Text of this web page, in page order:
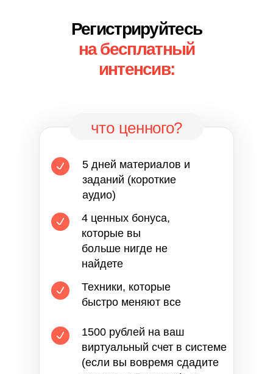
Регистрируйтесь
на бесплатный
интенсив:
5 дней материалов и
заданий (короткие
аудио)
Техники, которые
быстро меняют все
4 ценных бонуса,
которые вы
больше нигде не
найдете
1500 рублей на ваш
виртуальный счет в системе
(если вы вовремя сдадите
что ценного?